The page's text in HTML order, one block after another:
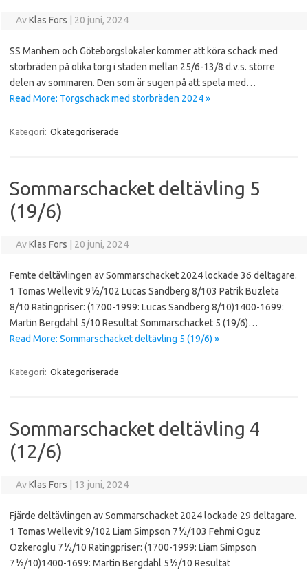
AvKlas Fors 20 juni, 2024
SS Manhem och Göteborgslokaler kommer att köra schack med
storbräden på olika torg i staden mellan 25/6-13/8 d.v.s. större
delen av sommaren. Den som är sugen på att spela med…
Read More: Torgschack med storbräden 2024 »
Kategori: Okategoriserade
Sommarschacket deltävling 5
(19/6)
AvKlas Fors 20 juni, 2024
Femte deltävlingen av Sommarschacket 2024 lockade 36 deltagare.
1 Tomas Wellevit 9½/102 Lucas Sandberg 8/103 Patrik Buzleta
8/10 Ratingpriser: (1700-1999: Lucas Sandberg 8/10)1400-1699:
Martin Bergdahl 5/10 Resultat Sommarschacket 5 (19/6)…
Read More: Sommarschacket deltävling 5 (19/6) »
Kategori: Okategoriserade
Sommarschacket deltävling 4
(12/6)
AvKlas Fors 13 juni, 2024
Fjärde deltävlingen av Sommarschacket 2024 lockade 29 deltagare.
1 Tomas Wellevit 9/102 Liam Simpson 7½/103 Fehmi Oguz
Ozkeroglu 7½/10 Ratingpriser: (1700-1999: Liam Simpson
7½/10)1400-1699: Martin Bergdahl 5½/10 Resultat